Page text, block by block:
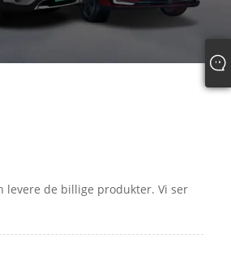
levere de billige produkter. Vi ser